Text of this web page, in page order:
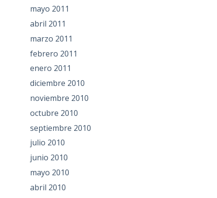
mayo 2011
abril 2011
marzo 2011
febrero 2011
enero 2011
diciembre 2010
noviembre 2010
octubre 2010
septiembre 2010
julio 2010
junio 2010
mayo 2010
abril 2010